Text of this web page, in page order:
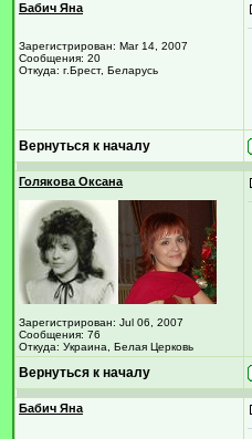
Бабич Яна
Зарегистрирован: Mar 14, 2007
Сообщения: 20
Откуда: г.Брест, Беларусь
Вернуться к началу
Голякова Оксана
Зарегистрирован: Jul 06, 2007
Сообщения: 76
Откуда: Украина, Белая Церковь
Вернуться к началу
Бабич Яна